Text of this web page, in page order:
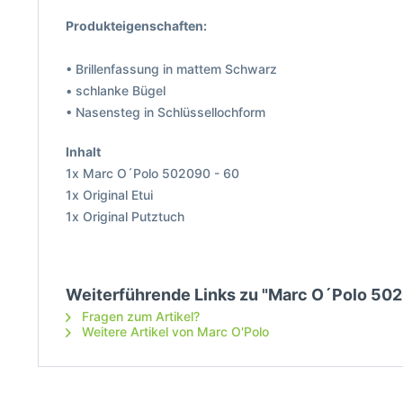
Produkteigenschaften:
• Brillenfassung in mattem Schwarz
• schlanke Bügel
• Nasensteg in Schlüssellochform
Inhalt
1x Marc O´Polo 502090 - 60
1x Original Etui
1x Original Putztuch
Weiterführende Links zu "Marc O´Polo
Fragen zum Artikel?
Weitere Artikel von Marc O'Polo